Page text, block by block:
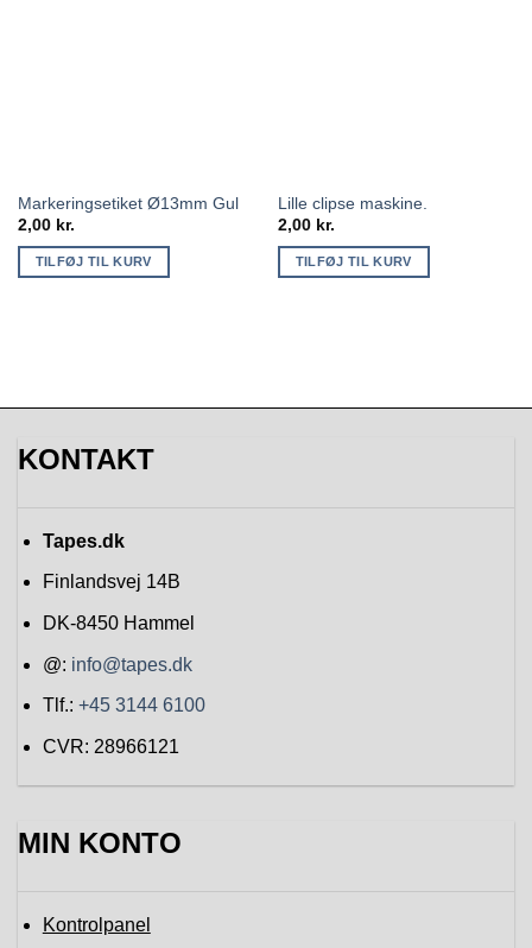
Markeringsetiket Ø13mm Gul
2,00 kr.
TILFØJ TIL KURV
Lille clipse maskine.
2,00 kr.
TILFØJ TIL KURV
KONTAKT
Tapes.dk
Finlandsvej 14B
DK-8450 Hammel
@: info@tapes.dk
Tlf.: +45 3144 6100
CVR: 28966121
MIN KONTO
Kontrolpanel